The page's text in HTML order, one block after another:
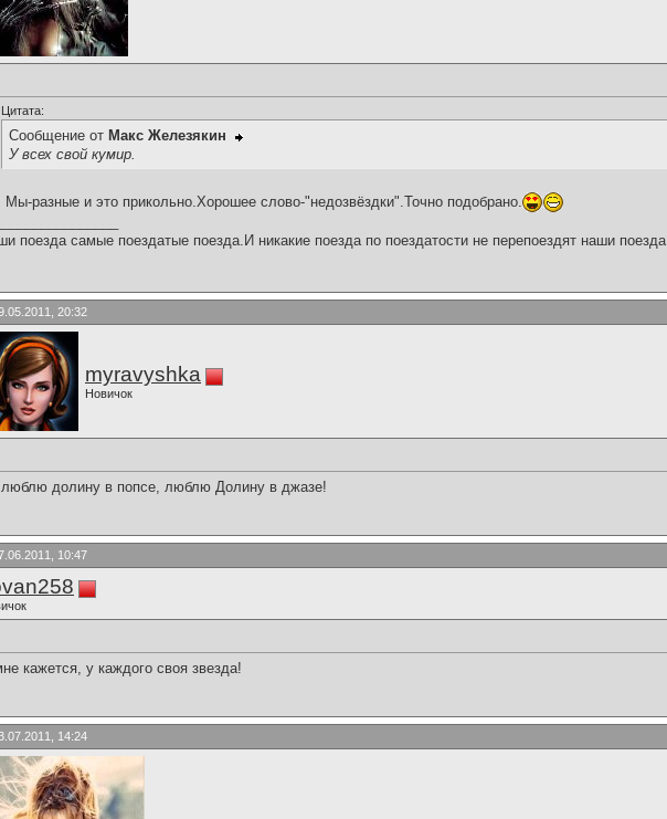
Цитата:
Сообщение от Макс Железякин
У всех свой кумир.
Мы-разные и это прикольно.Хорошее слово-"недозвёздки".Точно подобрано.
поезда самые поездатые поезда.И никакие поезда по поездатости не перепоездят наши поезда.
20:32
myravyshka
Новичок
долину в попсе, люблю Долину в джазе!
10:47
кажется, у каждого своя звезда!
14:24